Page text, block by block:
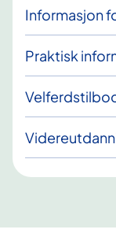
Informasjon
Praktisk